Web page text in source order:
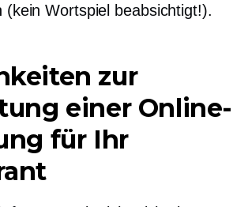
(kein Wortspiel beabsichtigt!).
zur
einer Online-
für Ihr